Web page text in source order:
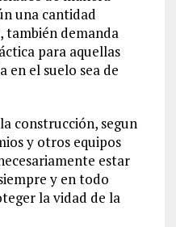
una cantidad
también demanda
para aquellas
en el suelo sea de
construcción, segun
y otros equipos
estar
y en todo
la vidad de la